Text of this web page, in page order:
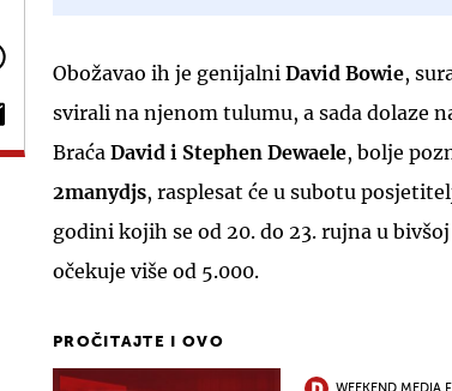
Obožavao ih je genijalni David Bowie,
svirali na njenom tulumu, a sada dolaze
Braća David i Stephen Dewaele, bolje
2manydjs, rasplesat će u subotu
godini kojih se od 20. do 23. rujna u
očekuje više od 5.000.
PROČITAJTE I OVO